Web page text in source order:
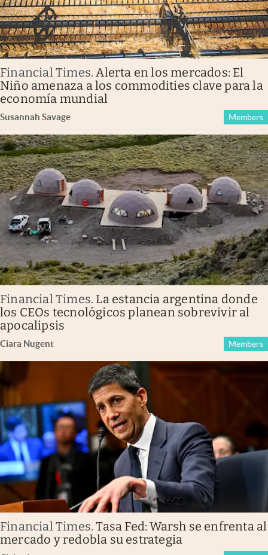
Financial Times.Alerta en los mercados: El
Niño amenaza a los commodities clave para la
economía mundial
Susannah Savage Members
Financial Times. La estancia argentina donde
los CEOs tecnológicos planean sobrevivir al
apocalipsis
Ciara Nugent Members
Financial Times.Tasa Fed: Warsh se enfrenta al
mercado y redobla su estrategia